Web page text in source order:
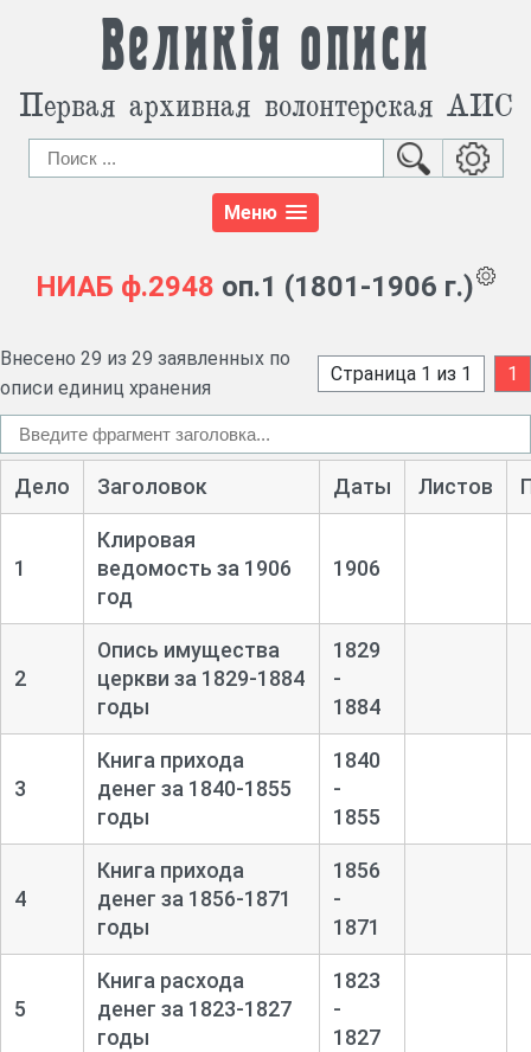
Великія описи
Первая архивная волонтерская АИС
Меню
НИАБ ф.2948 оп.1 (1801-1906 г.)
Внесено 29 из 29 заявленных по
описи единиц хранения
Страница 1 из 1 1
Дело Заголовок Даты Листов
1
Клировая
ведомость за 1906
год
1906
2
Опись имущества
церкви за 1829-1884
годы
1829
-
1884
3
Книга прихода
денег за 1840-1855
годы
1840
-
1855
4
Книга прихода
денег за 1856-1871
годы
1856
-
1871
5
Книга расхода
денег за 1823-1827
годы
1823
-
1827